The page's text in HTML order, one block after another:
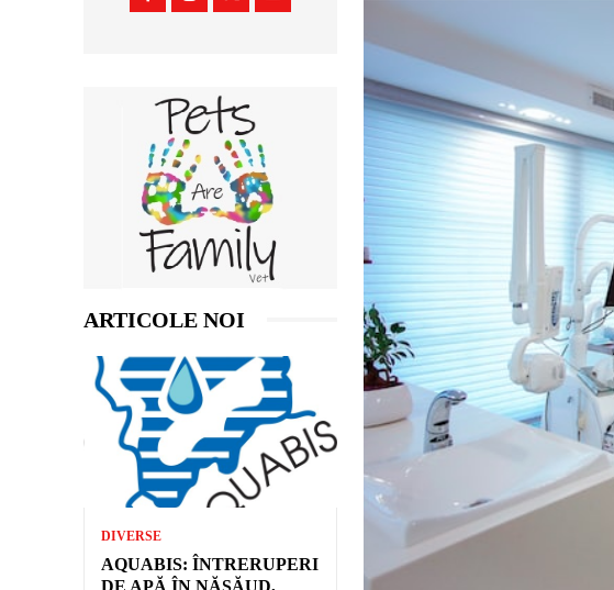
ARTICOLE NOI
DIVERSE
AQUABIS: ÎNTRERUPERI